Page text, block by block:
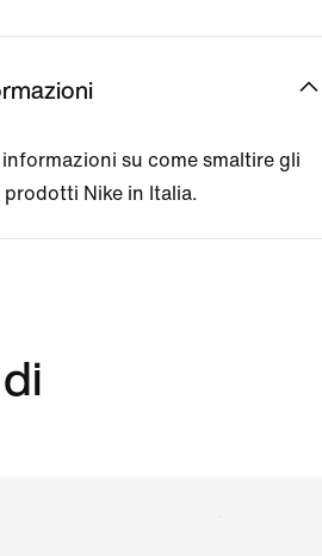
informazioni su come smaltire gli
Nike in Italia.